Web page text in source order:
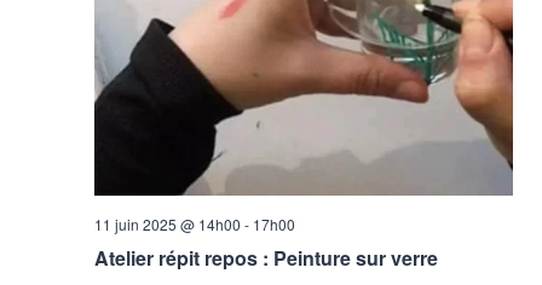
Atelier répit repos : Peinture sur verre
11 juin 2025 @ 14h00 - 17h00